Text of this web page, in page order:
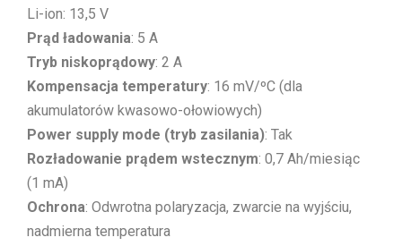
Li-ion: 13,5 V
Prąd ładowania: 5 A
Tryb niskoprądowy: 2 A
Kompensacja temperatury: 16 mV/ºC (dla
akumulatorów kwasowo-ołowiowych)
Power supply mode (tryb zasilania): Tak
Rozładowanie prądem wstecznym: 0,7 Ah/miesiąc
(1 mA)
Ochrona: Odwrotna polaryzacja, zwarcie na wyjściu,
nadmierna temperatura